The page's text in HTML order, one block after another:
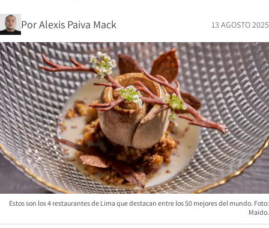
PorAlexis Paiva Mack 13 AGOSTO 2025
Estos son los 4 restaurantes de Lima que destacan entre los 50 mejores del mundo. Foto:
Maido.